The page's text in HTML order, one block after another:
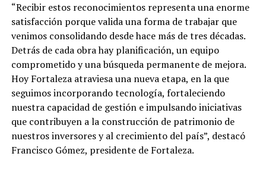
“Recibir estos reconocimientos representa una enorme
satisfacción porque valida una forma de trabajar que
venimos consolidando desde hace más de tres décadas.
Detrás de cada obra hay planificación, un equipo
comprometido y una búsqueda permanente de mejora.
Hoy Fortaleza atraviesa una nueva etapa, en la que
seguimos incorporando tecnología, fortaleciendo
nuestra capacidad de gestión e impulsando iniciativas
que contribuyen a la construcción de patrimonio de
nuestros inversores y al crecimiento del país”, destacó
Francisco Gómez, presidente de Fortaleza.